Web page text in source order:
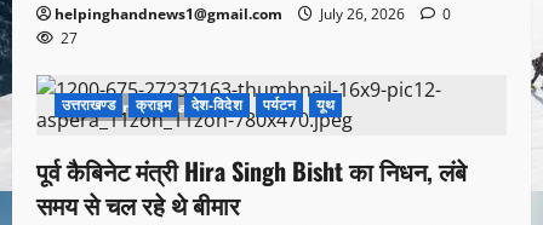
helpinghandnews1@gmail.com July 26, 2026
0
27
1 minute read
उत्तराखण्ड क्राइम देश-विदेश पर्यटन यूथ
पूर्व कैबिनेट मंत्री Hira Singh Bisht का निधन, लंबे
समय से चल रहे थे बीमार